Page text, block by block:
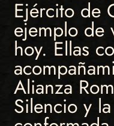
Ejército de
ejemplo de
hoy. Ellas
Alianza
Silencio y